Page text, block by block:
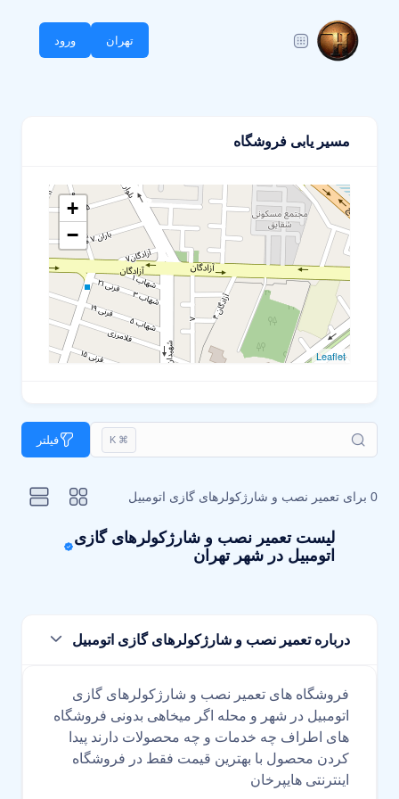
تهران ورود
مسیر یابی فروشگاه
+
−
Leaflet
⌘ K فیلتر
0 برای تعمیر نصب و شارژکولرهای گازی اتومبیل
لیست تعمیر نصب و شارژکولرهای گازی
اتومبیل در شهر تهران
درباره تعمیر نصب و شارژکولرهای گازی اتومبیل
فروشگاه های تعمیر نصب و شارژکولرهای گازی
اتومبیل در شهر و محله اگر میخاهی بدونی فروشگاه
های اطراف چه خدمات و چه محصولات دارند پیدا
کردن محصول با بهترین قیمت فقط در فروشگاه
اینترنتی هایپرخان